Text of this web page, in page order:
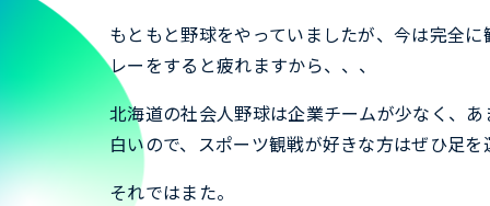
もともと野球をやっていましたが、今は完全
レーをすると疲れますから、、、
北海道の社会人野球は企業チームが少なく、
白いので、スポーツ観戦が好きな方はぜひ足
それではまた。